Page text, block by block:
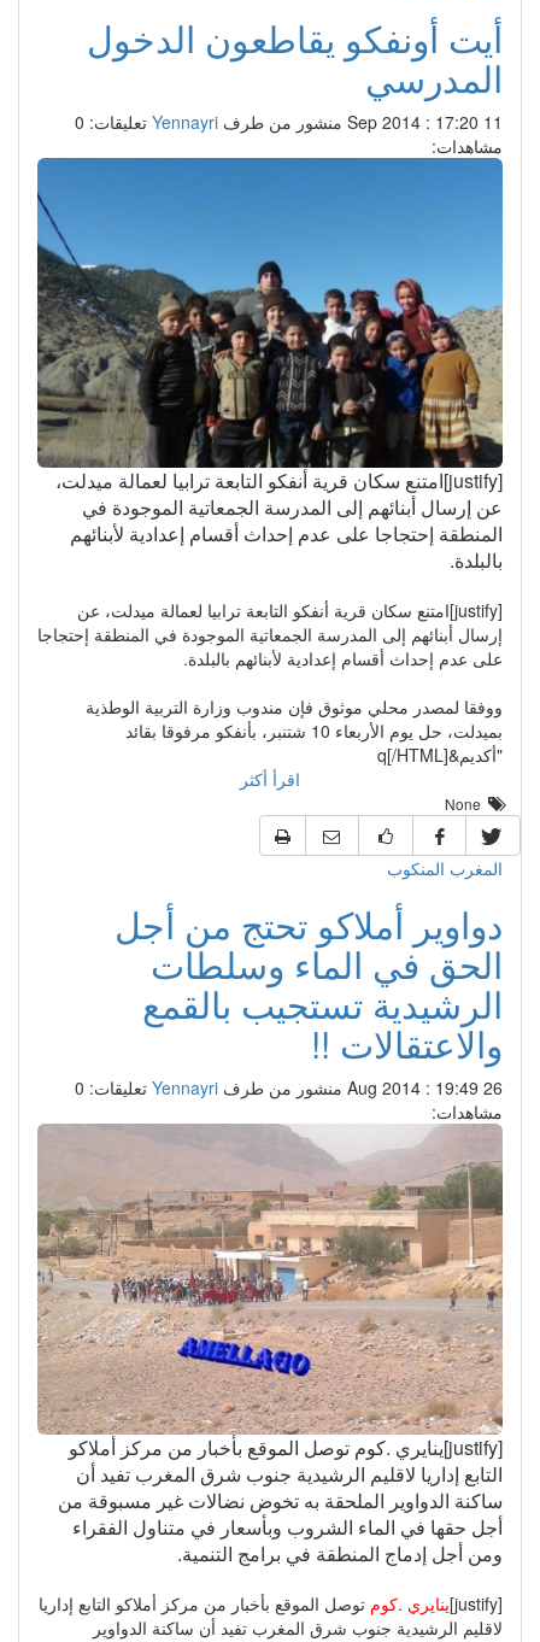
أيت أونفكو يقاطعون الدخول
المدرسي
منشور من طرفYennayri تعليقات: 0
مشاهدات:
[justify]امتنع سكان قرية أنفكو التابعة ترابيا لعمالة ميدلت،
عن إرسال أبنائهم إلى المدرسة الجمعاتية الموجودة في
المنطقة إحتجاجا على عدم إحداث أقسام إعدادية لأبنائهم
بالبلدة.
[justify]امتنع سكان قرية أنفكو التابعة ترابيا لعمالة ميدلت، عن
إرسال أبنائهم إلى المدرسة الجمعاتية الموجودة في المنطقة إحتجاجا
على عدم إحداث أقسام إعدادية لأبنائهم بالبلدة.
ووفقا لمصدر محلي موثوق فإن مندوب وزارة التربية الوطذية
بميدلت، حل يوم الأربعاء 10 شتنبر، بأنفكو مرفوقا بقائد
"أكديم&q[/HTML]
اقرأ أكثر
None
المغرب المنكوب
دواوير أملاكو تحتج من أجل
الحق في الماء وسلطات
الرشيدية تستجيب بالقمع
والاعتقالات !!
منشور من طرفYennayri تعليقات: 0
مشاهدات:
[justify]ينايري .كوم توصل الموقع بأخبار من مركز أملاكو
التابع إداريا لاقليم الرشيدية جنوب شرق المغرب تفيد أن
ساكنة الدواوير الملحقة به تخوض نضالات غير مسبوقة من
أجل حقها في الماء الشروب وبأسعار في متناول الفقراء
ومن أجل إدماج المنطقة في برامج التنمية.
ينايري .كومتوصل الموقع بأخبار من مركز أملاكو التابع إداريا
لاقليم الرشيدية جنوب شرق المغرب تفيد أن ساكنة الدواوير